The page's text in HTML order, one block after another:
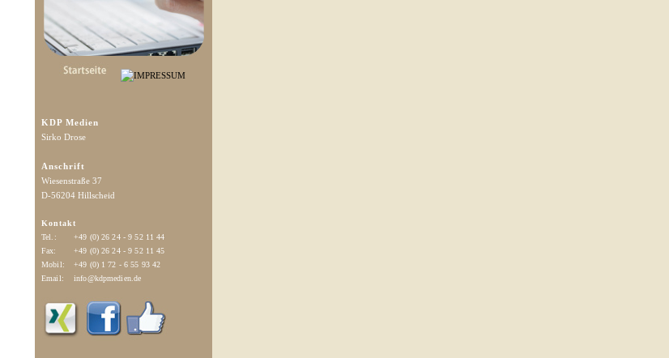
KDP Medien
Sirko Drose
Anschrift
Wiesenstraße 37
D-56204 Hillscheid
Kontakt
Tel.:
+49 (0) 26 24 - 9 52 11 44
Fax:
+49 (0) 26 24 - 9 52 11 45
Mobil:
+49 (0) 1 72 - 6 55 93 42
Email:
info@kdpmedien.de